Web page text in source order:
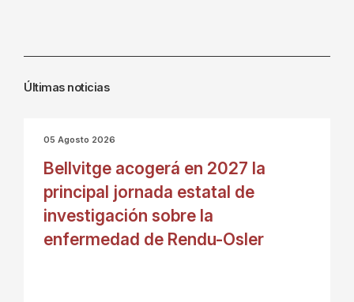
Últimas noticias
05 Agosto 2026
Bellvitge acogerá en 2027 la
principal jornada estatal de
investigación sobre la
enfermedad de Rendu-Osler